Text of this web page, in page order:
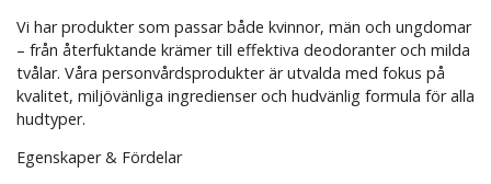
Vi har produkter som passar både kvinnor, män och ungdomar
– från återfuktande krämer till effektiva deodoranter och milda
tvålar. Våra personvårdsprodukter är utvalda med fokus på
kvalitet, miljövänliga ingredienser och hudvänlig formula för alla
hudtyper.
Egenskaper & Fördelar